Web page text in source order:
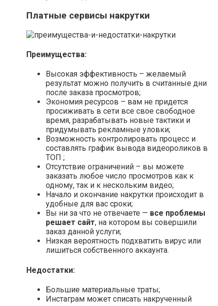
Платные сервисы накрутки
Преимущества:
Высокая эффективность – желаемый
результат можно получить в считанные дни
после заказа просмотров;
Экономия ресурсов – вам не придется
просиживать в сети все свое свободное
время, разрабатывать новые тактики и
придумывать рекламные уловки;
Возможность контролировать процесс и
составлять график вывода видеороликов в
ТОП ;
Отсутствие ограничений – вы можете
заказать любое число просмотров как к
одному, так и к нескольким видео;
Начало и окончание накрутки происходит в
удобные для вас сроки;
Вы ни за что не отвечаете — все проблемы
решает сайт, на котором вы совершили
заказ данной услуги;
Низкая вероятность подхватить вирус или
лишиться собственного аккаунта.
Недостатки:
Большие материальные траты;
Инстаграм может списать накрученный